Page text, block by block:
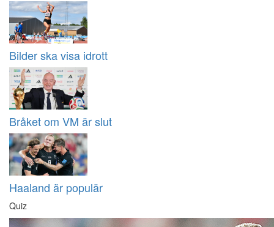
Bilder ska visa idrott
Bråket om VM är slut
Haaland är populär
Quiz